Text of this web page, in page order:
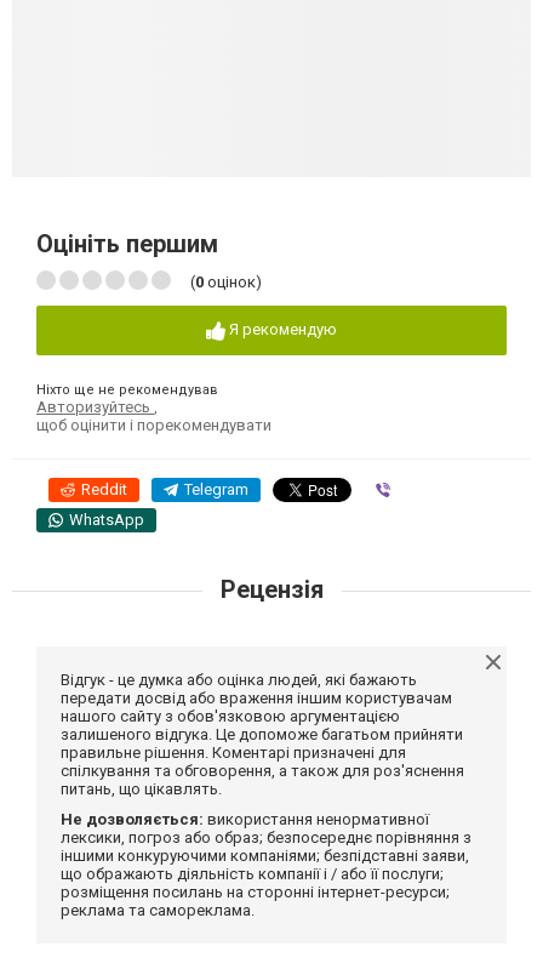
Оцініть першим
(0 оцінок)
Я рекомендую
Ніхто ще не рекомендував
Авторизуйтесь
щоб оцінити і порекомендувати
Reddit Telegram
WhatsApp
Рецензія
Відгук - це думка або оцінка людей, які бажають
передати досвід або враження іншим користувачам
нашого сайту з обов'язковою аргументацією
залишеного відгука. Це допоможе багатьом прийняти
правильне рішення. Коментарі призначені для
спілкування та обговорення, а також для роз'яснення
питань, що цікавлять.
Не дозволяється: використання ненормативної
лексики, погроз або образ; безпосереднє порівняння з
іншими конкуруючими компаніями; безпідставні заяви,
що ображають діяльність компанії і / або її послуги;
розміщення посилань на сторонні інтернет-ресурси;
реклама та самореклама.